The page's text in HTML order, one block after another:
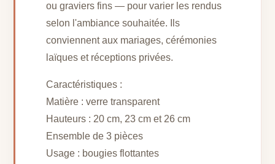
ou graviers fins — pour varier les rendus
selon l'ambiance souhaitée. Ils
conviennent aux mariages, cérémonies
laïques et réceptions privées.
Caractéristiques :
Matière : verre transparent
Hauteurs : 20 cm, 23 cm et 26 cm
Ensemble de 3 pièces
Usage : bougies flottantes